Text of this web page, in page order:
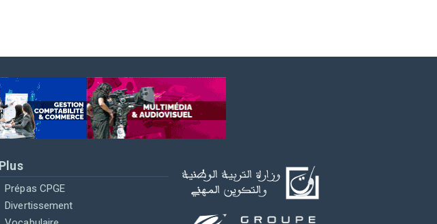
Plus
Prépas CPGE
Divertissement